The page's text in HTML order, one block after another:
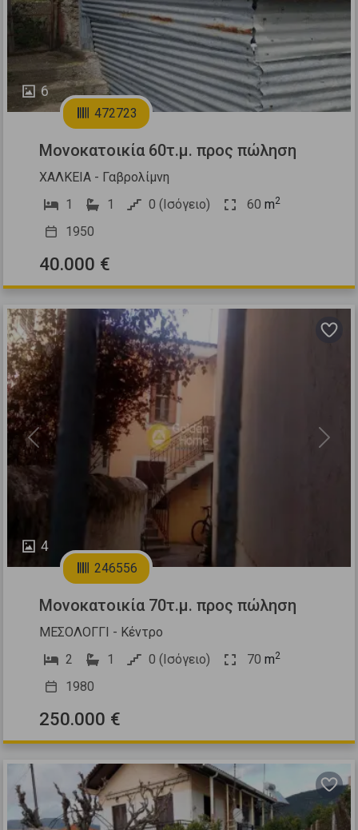
6
472723
Μονοκατοικία 60τ.μ. προς πώληση
ΧΑΛΚΕΙΑ - Γαβρολίμνη
1
1 0 (Ισόγειο) 60 m2
1950
40.000 €
4
Previous Next
246556
Μονοκατοικία 70τ.μ. προς πώληση
ΜΕΣΟΛΟΓΓΙ - Κέντρο
2
1 0 (Ισόγειο) 70 m2
1980
250.000 €